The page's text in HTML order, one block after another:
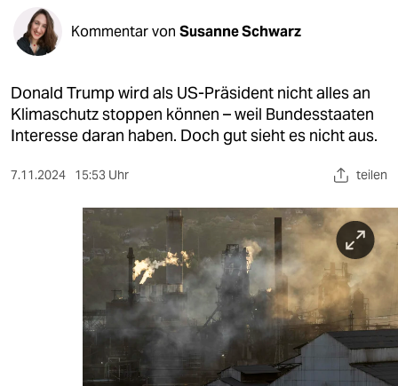
öko
gesellschaft
kultur
sport
berlin
wahrheit
veranstaltungen
Kommentar von Susanne Schwarz
Donald Trump wird als US-Präsident nicht alles an
Klimaschutz stoppen können – weil Bundesstaaten
Interesse daran haben. Doch gut sieht es nicht aus.
7.11.2024 15:53 Uhr teilen